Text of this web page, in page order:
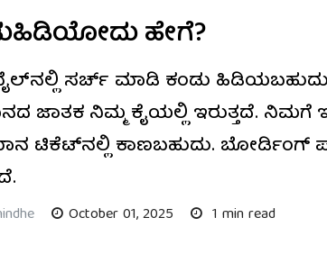
ಹೇಗೆ?
ಸರ್ಚ್ ಮಾಡಿ ಕಂಡು
ಜಾತಕ ನಿಮ್ಮ ಕೈಯಲ್ಲಿ ಇರುತ್ತದೆ. ನಿಮಗೆ
ಟಿಕೆಟ್‌ನಲ್ಲಿ ಕಾಣಬಹುದು. ಬೋರ್ಡಿಂಗ್
October 01, 2025 1 min read